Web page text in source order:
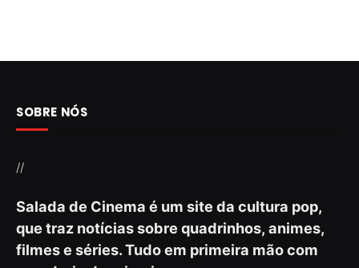
SOBRE NÓS
//
Salada de Cinema é um site da cultura pop,
que traz notícias sobre quadrinhos, animes,
filmes e séries. Tudo em primeira mão com